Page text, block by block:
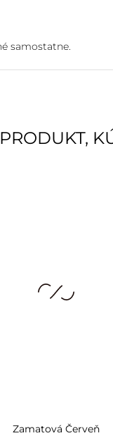
samostatne.
Zamatová Červeň